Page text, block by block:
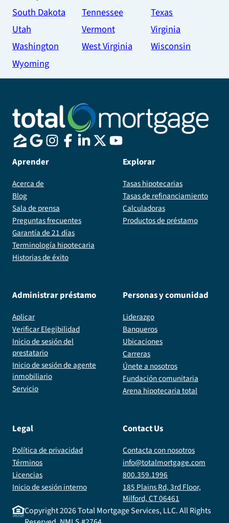
South Dakota
Tennessee
Texas
Utah
Vermont
Virginia
Washington
West Virginia
Wisconsin
Wyoming
Aprender
Acerca de
Blog
Sala de prensa
Preguntas frecuentes
Garantía de 21 días
Terminología hipotecaria
Historias de éxito
Explorar
Tasas hipotecarias
Tasas de refinanciamiento
Calculadoras
Productos de préstamo
Administrar préstamo
Aplicar
Verificar Elegibilidad
Inicio de sesión del
prestatario
Inicio de sesión de agente
inmobiliario
Servicio
Personas y comunidad
Liderazgo
Banqueros
Ubicaciones
Carreras
Únete a nosotros
Fundación comunitaria
Arena hipotecaria total
Legal
Política de privacidad
Términos
Licencias
Inicio de sesión interno
Contact Us
Contacta con nosotros
info@totalmortgage.com
800.359.1996
185 Plains Rd, 3rd Floor,
Milford, CT 06461
Copyright2026Total Mortgage Services, LLC. All Rights